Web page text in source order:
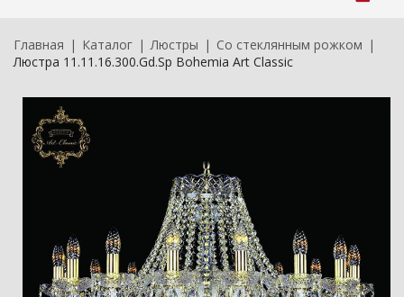
Главная Каталог Люстры
Со стеклянным рожком
Люстра 11.11.16.300.Gd.Sp Bohemia Art Classic